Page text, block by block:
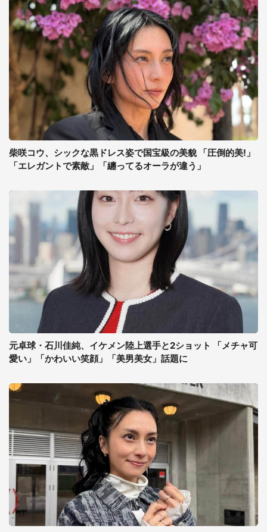
柴咲コウ、シックな黒ドレス姿で国宝級の美貌 「圧倒的美!」
「エレガントで素敵」「纏ってるオーラが違う」
元卓球・石川佳純、イケメン陸上選手と2ショット 「メチャ可
愛い」「かわいい笑顔」「美男美女」話題に